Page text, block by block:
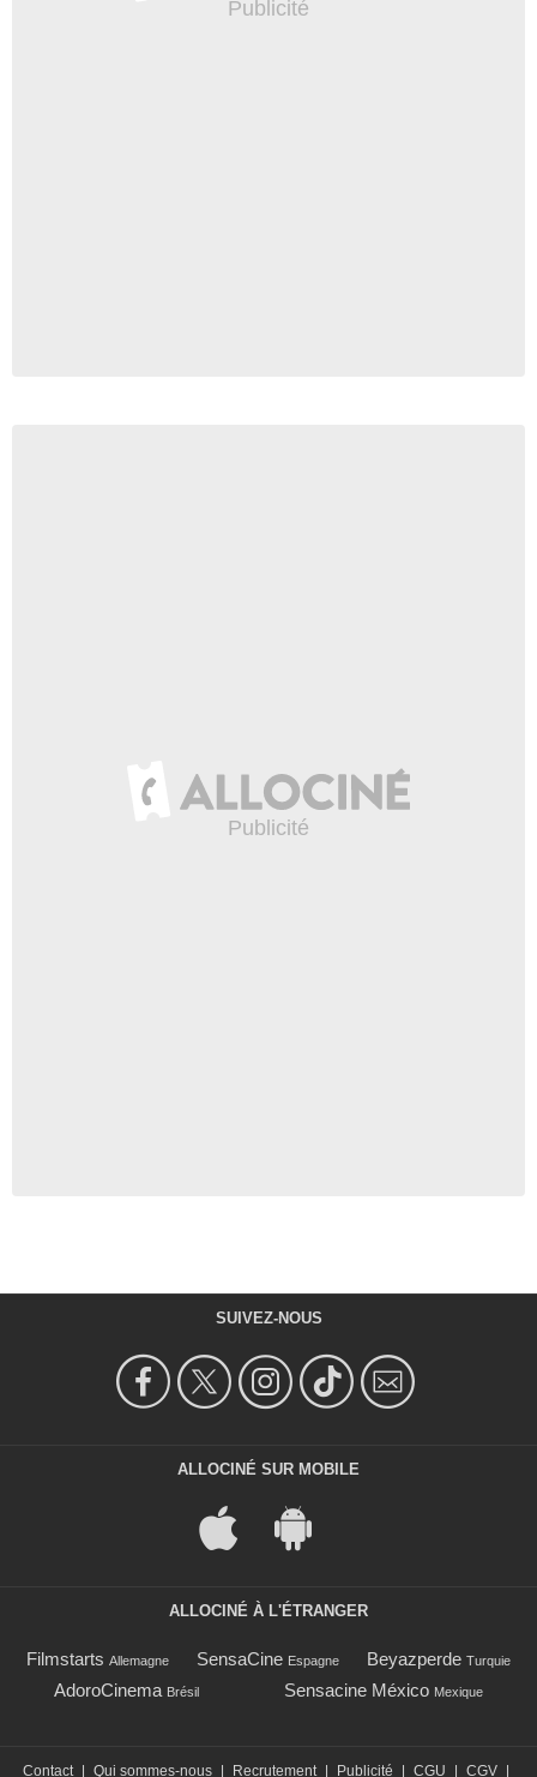
SUIVEZ-NOUS
ALLOCINÉ SUR MOBILE
ALLOCINÉ À L'ÉTRANGER
Filmstarts Allemagne SensaCine Espagne Beyazperde Turquie
AdoroCinema Brésil Sensacine México Mexique
Contact Qui sommes-nous Recrutement Publicité CGU CGV